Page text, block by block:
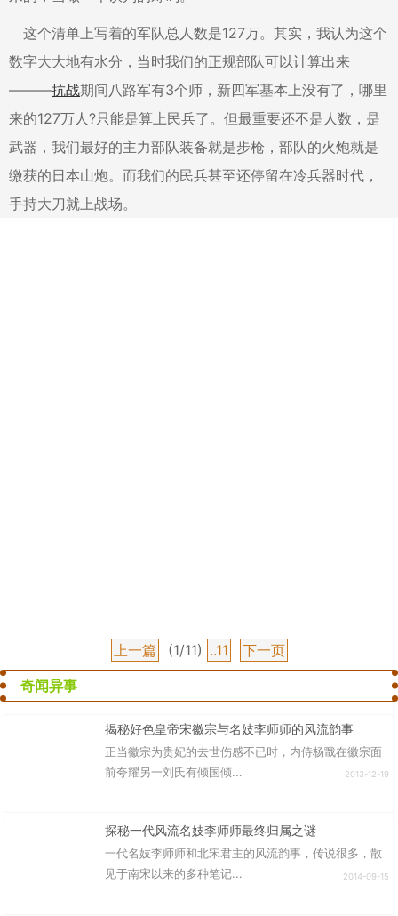
这个清单上写着的军队总人数是127万。其实，我认为这个
数字大大地有水分，当时我们的正规部队可以计算出来
———抗战期间八路军有3个师，新四军基本上没有了，哪里
来的127万人?只能是算上民兵了。但最重要还不是人数，是
武器，我们最好的主力部队装备就是步枪，部队的火炮就是
缴获的日本山炮。而我们的民兵甚至还停留在冷兵器时代，
手持大刀就上战场。
上一篇 (1/11) ..11
下一页
奇闻异事
揭秘好色皇帝宋徽宗与名妓李师师的风流韵事
正当徽宗为贵妃的去世伤感不已时，内侍杨戬在徽宗面
前夸耀另一刘氏有倾国倾...
2013-12-19
探秘一代风流名妓李师师最终归属之谜
一代名妓李师师和北宋君主的风流韵事，传说很多，散
见于南宋以来的多种笔记...
2014-09-15